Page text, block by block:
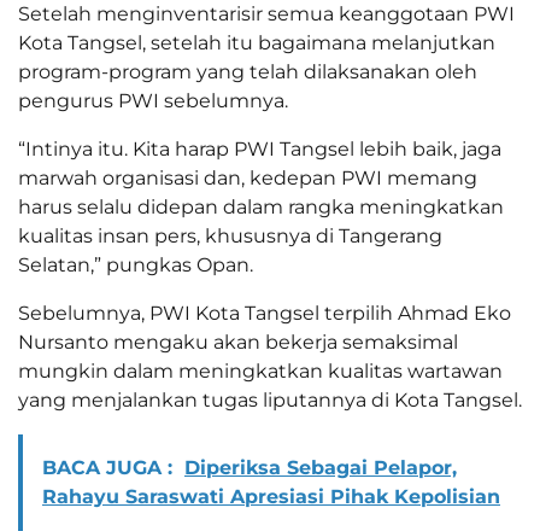
Setelah menginventarisir semua keanggotaan PWI
Kota Tangsel, setelah itu bagaimana melanjutkan
program-program yang telah dilaksanakan oleh
pengurus PWI sebelumnya.
“Intinya itu. Kita harap PWI Tangsel lebih baik, jaga
marwah organisasi dan, kedepan PWI memang
harus selalu didepan dalam rangka meningkatkan
kualitas insan pers, khususnya di Tangerang
Selatan,” pungkas Opan.
Sebelumnya, PWI Kota Tangsel terpilih Ahmad Eko
Nursanto mengaku akan bekerja semaksimal
mungkin dalam meningkatkan kualitas wartawan
yang menjalankan tugas liputannya di Kota Tangsel.
BACA JUGA : Diperiksa Sebagai Pelapor,
Rahayu Saraswati Apresiasi Pihak Kepolisian